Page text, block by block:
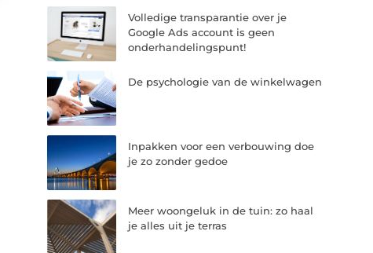
Volledige transparantie over je
Google Ads account is geen
onderhandelingspunt!
De psychologie van de winkelwagen
Inpakken voor een verbouwing doe
je zo zonder gedoe
Meer woongeluk in de tuin: zo haal
je alles uit je terras